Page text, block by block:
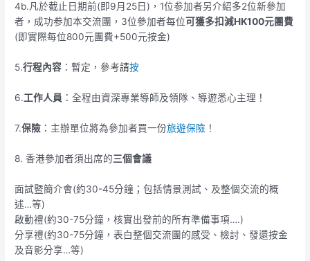
4b.凡於截止日期前(即9月25日)，1位参加者另介紹多2位新參加
者，成功参加本交流團，3位參加者每位可獲多扣減HK100元團費
(即實際每位800元團費+500元按金)
5.行程內容 ：暫定，參考請按
6.工作人員 ：全程由資深專業導師及領隊、導遊悉心主理！
7.保險 ：主辦單位將為參加者買一份旅遊保險 ！
8. 香港參加者須出席的三個會議
面試暨簡介會(約30-45分鐘；包括情景測試、及整個交流的概
述…等)
啟動禮(約30-75分鐘，核實出發前的所有準備事項….)
分享禮(約30-75分鐘，表白整個交流團的感受、檢討、發還按金
及音影分享…等)